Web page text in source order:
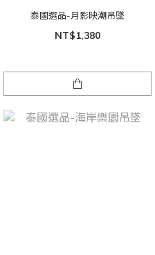
泰國選品-月影映潮吊墜
NT$1,380